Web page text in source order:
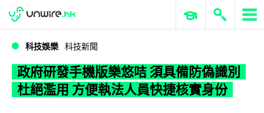
WWDC 2026 ERP 與商業 AI
科技娛樂 科技新聞
政府研發手機版樂悠咭 須具備防偽識別
杜絕濫用 方便執法人員快捷核實身份